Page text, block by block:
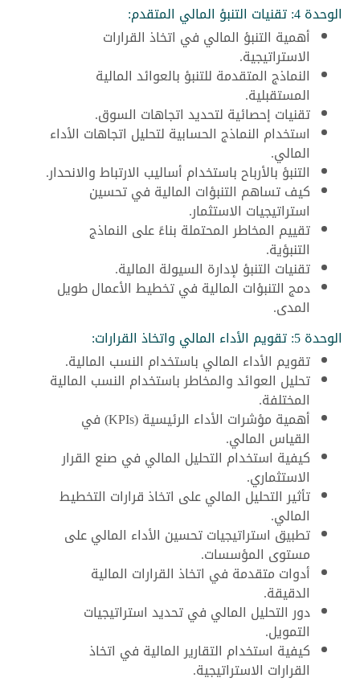
الوحدة 4: تقنيات التنبؤ المالي المتقدم:
أهمية التنبؤ المالي في اتخاذ القرارات
الاستراتيجية.
النماذج المتقدمة للتنبؤ بالعوائد المالية
المستقبلية.
تقنيات إحصائية لتحديد اتجاهات السوق.
استخدام النماذج الحسابية لتحليل اتجاهات الأداء
المالي.
التنبؤ بالأرباح باستخدام أساليب الارتباط والانحدار.
كيف تساهم التنبؤات المالية في تحسين
استراتيجيات الاستثمار.
تقييم المخاطر المحتملة بناءً على النماذج
التنبؤية.
تقنيات التنبؤ لإدارة السيولة المالية.
دمج التنبؤات المالية في تخطيط الأعمال طويل
المدى.
الوحدة 5: تقويم الأداء المالي واتخاذ القرارات:
تقويم الأداء المالي باستخدام النسب المالية.
تحليل العوائد والمخاطر باستخدام النسب المالية
المختلفة.
أهمية مؤشرات الأداء الرئيسية (KPIs) في
القياس المالي.
كيفية استخدام التحليل المالي في صنع القرار
الاستثماري.
تأثير التحليل المالي على اتخاذ قرارات التخطيط
المالي.
تطبيق استراتيجيات تحسين الأداء المالي على
مستوى المؤسسات.
أدوات متقدمة في اتخاذ القرارات المالية
الدقيقة.
دور التحليل المالي في تحديد استراتيجيات
التمويل.
كيفية استخدام التقارير المالية في اتخاذ
القرارات الاستراتيجية.